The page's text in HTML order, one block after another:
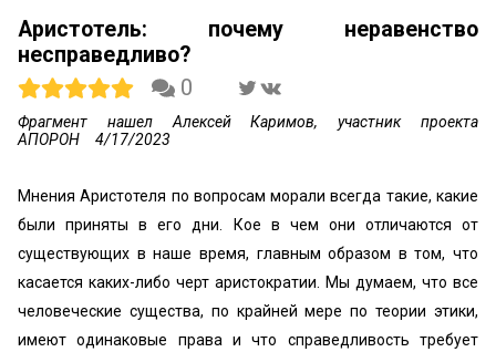
Аристотель: почему неравенство
несправедливо?
0
Фрагмент нашел Алексей Каримов, участник проекта
АПОРОН
4/17/2023
Мнения Аристотеля по вопросам морали всегда такие, какие
были приняты в его дни. Кое в чем они отличаются от
существующих в наше время, главным образом в том, что
касается каких-либо черт аристократии. Мы думаем, что все
человеческие существа, по крайней мере по теории этики,
имеют одинаковые права и что справедливость требует